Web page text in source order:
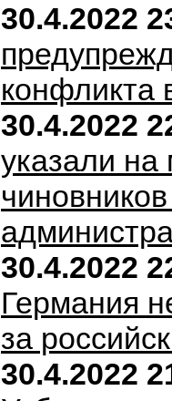
30.4.2022
конфликта
30.4.2022
указали на
30.4.2022
Германия
за
30.4.2022